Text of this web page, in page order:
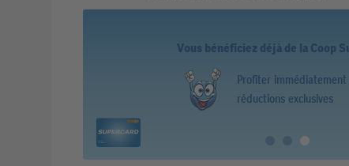
Vous bénéficiez déjà de la Coop
Profiter immédiatement
réductions exclusives